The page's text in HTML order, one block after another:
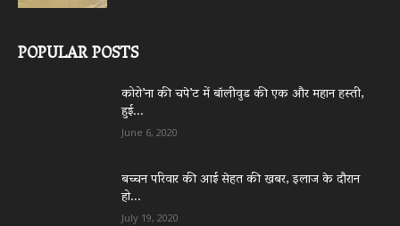
POPULAR POSTS
कोरो’ना की चपे’ट में बॉलीवुड की एक और महान हस्ती,
हुई...
June 6, 2020
बच्चन परिवार की आई सेहत की खबर, इलाज के दौरान
हो...
July 19, 2020